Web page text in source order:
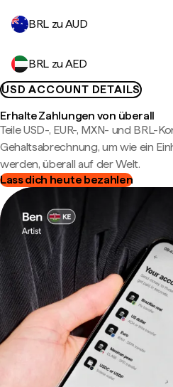
BRL zu AUD
BRL zu AED
USD ACCOUNT DETAILS
Erhalte Zahlungen von überall
Teile USD-, EUR-, MXN- und BRL-
Gehaltsabrechnung, um wie ein
werden, überall auf der Welt.
Lass dich heute bezahlen